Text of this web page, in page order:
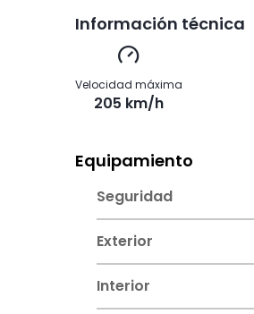
Información técnica
Velocidad máxima
205 km/h
Equipamiento
Seguridad
Exterior
Interior